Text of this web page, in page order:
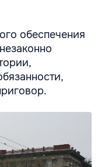
обеспечения